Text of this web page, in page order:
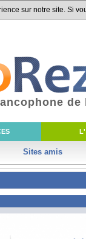
sur notre site. Si
L'
Sites amis
de